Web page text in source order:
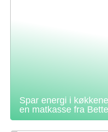
Spar energi i
en matkasse fra